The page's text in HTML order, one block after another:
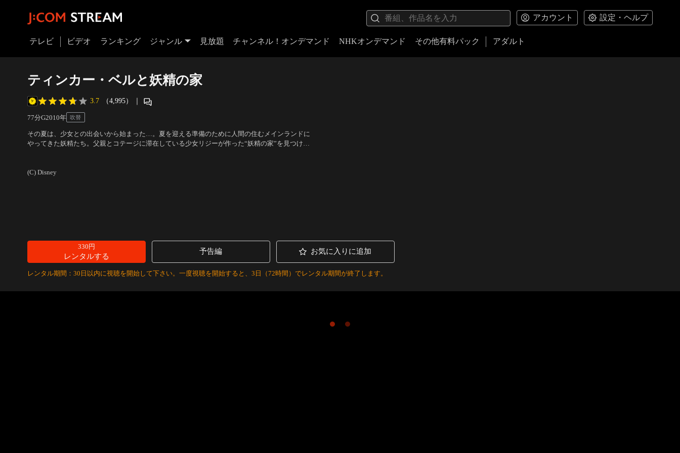
アカウント 設定・ヘルプ
テレビ ビデオ ランキング ジャンル 見放題 チャンネル！オンデマンド NHKオンデマンド その他有料パック アダルト
ティンカー・ベルと妖精の家
3.7 （4,995） ｜
77分G2010年 吹替
その夏は、少女との出会いから始まった…。夏を迎える準備のために人間の住むメインランドに
やってきた妖精たち。父親とコテージに滞在している少女リジーが作った“妖精の家”を見つけた
(C) Disney
330円
レンタルする
予告編 お気に入りに追加
レンタル期間：30日以内に視聴を開始して下さい。一度視聴を開始すると、3日（72時間）でレンタル期間が終了します。